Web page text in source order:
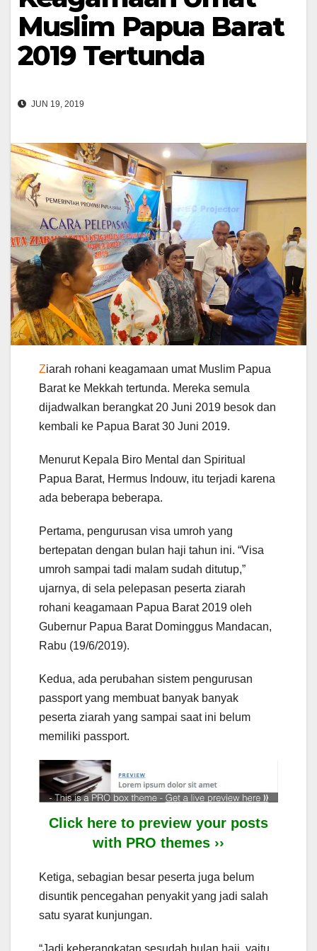
Muslim Papua Barat
2019 Tertunda
JUN 19, 2019
Ziarah rohani keagamaan umat Muslim Papua
Barat ke Mekkah tertunda. Mereka semula
dijadwalkan berangkat 20 Juni 2019 besok dan
kembali ke Papua Barat 30 Juni 2019.
Menurut Kepala Biro Mental dan Spiritual
Papua Barat, Hermus Indouw, itu terjadi karena
ada beberapa beberapa.
Pertama, pengurusan visa umroh yang
bertepatan dengan bulan haji tahun ini. “Visa
umroh sampai tadi malam sudah ditutup,”
ujarnya, di sela pelepasan peserta ziarah
rohani keagamaan Papua Barat 2019 oleh
Gubernur Papua Barat Dominggus Mandacan,
Rabu (19/6/2019).
Kedua, ada perubahan sistem pengurusan
passport yang membuat banyak banyak
peserta ziarah yang sampai saat ini belum
memiliki passport.
Click here to preview your posts
with PRO themes ››
Ketiga, sebagian besar peserta juga belum
disuntik pencegahan penyakit yang jadi salah
satu syarat kunjungan.
“Jadi keberangkatan sesudah bulan haji, yaitu